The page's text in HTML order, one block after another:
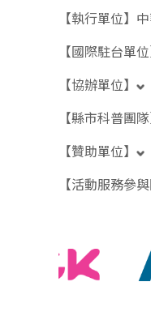
【執行單位】
【國際駐台單位
【協辦單位】
【縣市科普團隊
【贊助單位】
【活動服務參